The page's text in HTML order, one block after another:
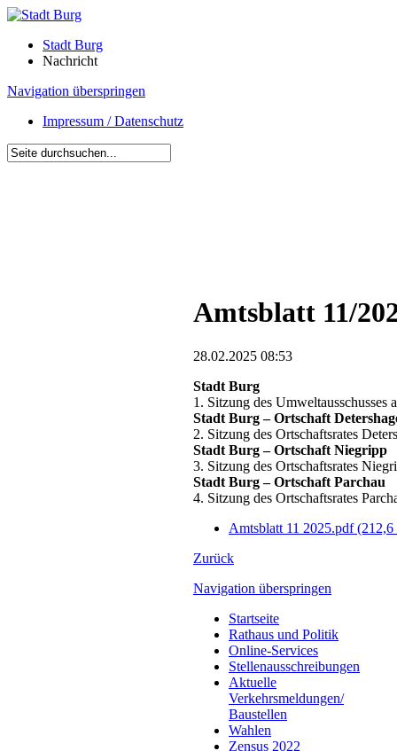
Stadt Burg
Nachricht
Navigation überspringen
Impressum / Datenschutz
Amtsblatt 11/
28.02.2025 08:53
Stadt Burg
1. Sitzung des Umweltausschusses
Stadt Burg – Ortschaft
2. Sitzung des Ortschaftsrates
Stadt Burg – Ortschaft Niegripp
3. Sitzung des Ortschaftsrates
Stadt Burg – Ortschaft Parchau
4. Sitzung des Ortschaftsrates
Amtsblatt 11 2025.pdf
Zurück
Navigation überspringen
Startseite
Rathaus und Politik
Online-Services
Stellenausschreibungen
Aktuelle
Verkehrsmeldungen/
Baustellen
Wahlen
Zensus 2022